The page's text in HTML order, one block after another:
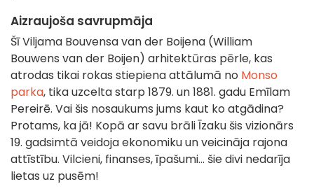
Aizraujoša savrupmāja
Šī Viljama Bouvensa van der Boijena (William
Bouwens van der Boijen) arhitektūras pērle, kas
atrodas tikai rokas stiepiena attālumā no Monso
parka, tika uzcelta starp 1879. un 1881. gadu Emīlam
Pereirē. Vai šis nosaukums jums kaut ko atgādina?
Protams, ka jā! Kopā ar savu brāli Īzaku šis vizionārs
19. gadsimtā veidoja ekonomiku un veicināja rajona
attīstību. Vilcieni, finanses, īpašumi... šie divi nedarīja
lietas uz pusēm!